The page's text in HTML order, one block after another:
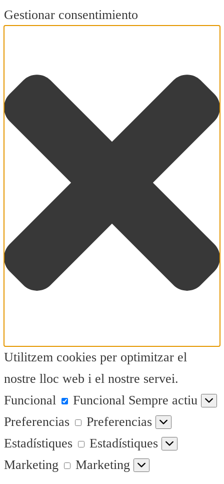
Gestionar consentimiento
Utilitzem cookies per optimitzar el
nostre lloc web i el nostre servei.
Funcional
Funcional Sempre actiu
Preferencias
Preferencias
Estadístiques
Estadístiques
Marketing
Marketing